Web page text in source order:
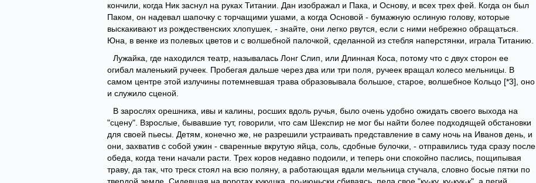
кончили, когда Ник заснул на руках Титании. Дан изображал и Пака, и Основу, и всех трех фей. Когда он был
Паком, он надевал шапочку с торчащими ушами, а когда Основой - бумажную ослиную голову, которые
выскакивают из рождественских хлопушек, - знайте, они легко рвутся, если с ними небрежно обращаться.
Юна, в венке из полевых цветов и с волшебной палочкой, сделанной из стебля наперстянки, играла Титанию.
Лужайка, где находился театр, называлась Лонг Слип, или Длинная Коса, потому что с двух сторон ее
огибал маленький ручеек. Пробегая дальше через два или три поля, ручеек вращал колесо мельницы. В
самом центре этой излучины потемневшая трава образовывала большое, старое, волшебное Кольцо [*3], оно
и служило сценой.
В зарослях орешника, ивы и калины, росших вдоль ручья, было очень удобно ожидать своего выхода на
"сцену". Взрослые, бывавшие тут, говорили, что сам Шекспир не мог бы найти более подходящей обстановки
для своей пьесы. Детям, конечно же, не разрешили устраивать представление в саму ночь на Иванов день, и
они, захватив с собой ужин - сваренные вкрутую яйца, соль, сдобные булочки, - отправились туда сразу после
обеда, когда тени начали расти. Трех коров недавно подоили, и теперь они спокойно паслись, пощипывая
траву, да так, что треск стоял на всю поляну, а работающая вдали мельница стучала, словно босые пятки по